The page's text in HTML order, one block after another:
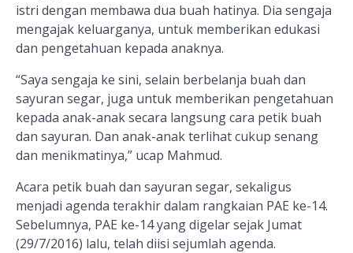
istri dengan membawa dua buah hatinya. Dia sengaja
mengajak keluarganya, untuk memberikan edukasi
dan pengetahuan kepada anaknya.
“Saya sengaja ke sini, selain berbelanja buah dan
sayuran segar, juga untuk memberikan pengetahuan
kepada anak-anak secara langsung cara petik buah
dan sayuran. Dan anak-anak terlihat cukup senang
dan menikmatinya,” ucap Mahmud.
Acara petik buah dan sayuran segar, sekaligus
menjadi agenda terakhir dalam rangkaian PAE ke-14.
Sebelumnya, PAE ke-14 yang digelar sejak Jumat
(29/7/2016) lalu, telah diisi sejumlah agenda.